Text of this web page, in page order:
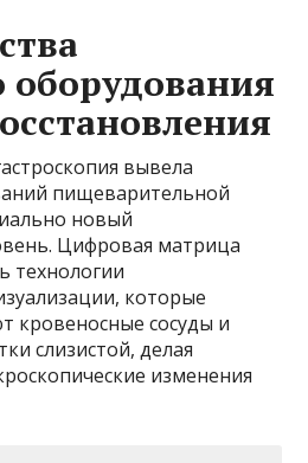
вывела
пищеварительной
новый
Цифровая матрица
технологии
которые
кровеносные сосуды и
слизистой, делая
изменения